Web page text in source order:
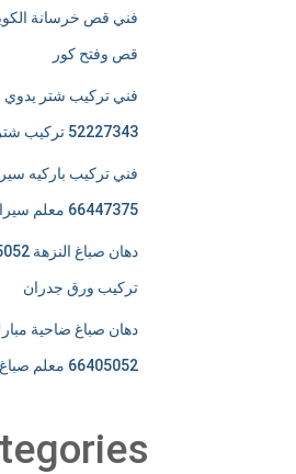
قص وفتح كور
فني تركيب شتر يدوي
52227343 تركيب شترات
فني تركيب باركيه
66447375 معلم سيراميك و باركيه
تركيب ورق جدران
دهان صباغ ضاحية مبارك
66405052 معلم صباغ و تركيب ورق جدران